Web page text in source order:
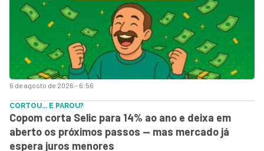
6 de agosto de 2026 - 6:56
CORTOU... E PAROU?
Copom corta Selic para 14% ao ano e deixa em
aberto os próximos passos — mas mercado já
espera juros menores